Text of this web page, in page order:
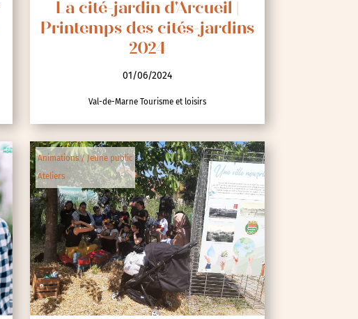
La cité-jardin d'Arcueil |
Printemps des cités-jardins
2024
01/06/2024
Val-de-Marne Tourisme et loisirs
Animations / Jeune public
Ateliers